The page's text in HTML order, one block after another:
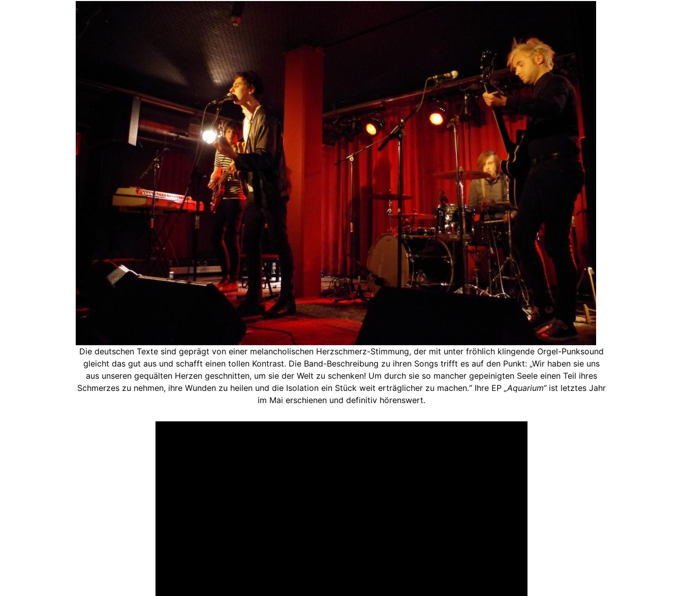
Die deutschen Texte sind geprägt von einer melancholischen Herzschmerz-Stimmung, der mit unter fröhlich klingende Orgel-Punksound
gleicht das gut aus und schafft einen tollen Kontrast. Die Band-Beschreibung zu ihren Songs trifft es auf den Punkt: „Wir haben sie uns
aus unseren gequälten Herzen geschnitten, um sie der Welt zu schenken! Um durch sie so mancher gepeinigten Seele einen Teil ihres
Schmerzes zu nehmen, ihre Wunden zu heilen und die Isolation ein Stück weit erträglicher zu machen.“ Ihre EP „Aquarium“ist letztes Jahr
im Mai erschienen und definitiv hörenswert.